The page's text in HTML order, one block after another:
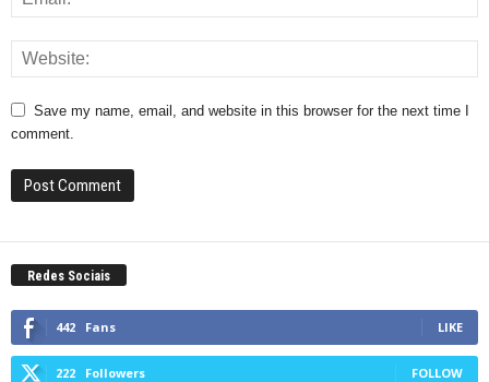
Save my name, email, and website in this browser for the next time I
comment.
Redes Sociais
442 Fans LIKE
222 Followers FOLLOW